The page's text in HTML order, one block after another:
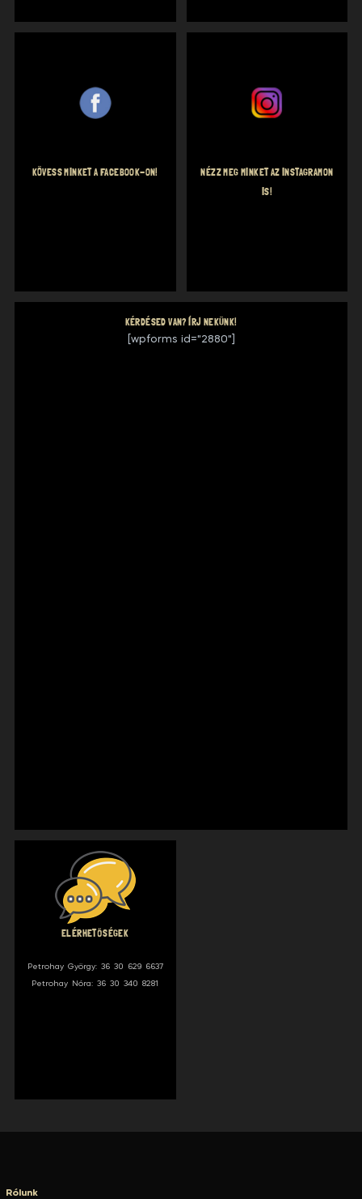
KÖVESS MINKET A FACEBOOK-ON!
NÉZZ MEG MINKET AZ INSTAGRAMON
IS!
KÉRDÉSED VAN? ÍRJ NEKÜNK!
[wpforms id="2880"]
ELÉRHETŐSÉGEK
Petrohay György: 36 30 629 6637
Petrohay Nóra: 36 30 340 8281
Rólunk